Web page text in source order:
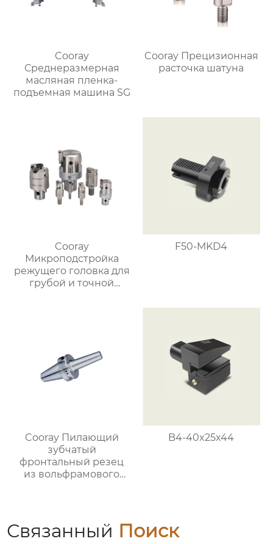
Cooray
Среднеразмерная
масляная пленка-
подъемная машина SG
Cooray Прецизионная
расточка шатуна
Cooray
Микроподстройка
режущего головка для
грубой и точной
F50-MKD4
Cooray Пилающий
зубчатый
фронтальный резец
из вольфрамового
B4-40x25x44
Связанный Поиск